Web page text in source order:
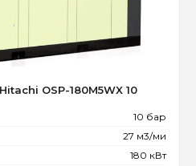
OSP-180M5WX 10
10 бар
27 м3/ми
180 кВт